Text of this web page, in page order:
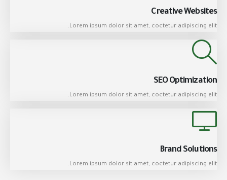
Creative Websites
Lorem ipsum dolor sit amet, coctetur adipiscing elit.
SEO Optimization
Lorem ipsum dolor sit amet, coctetur adipiscing elit.
Brand Solutions
Lorem ipsum dolor sit amet, coctetur adipiscing elit.